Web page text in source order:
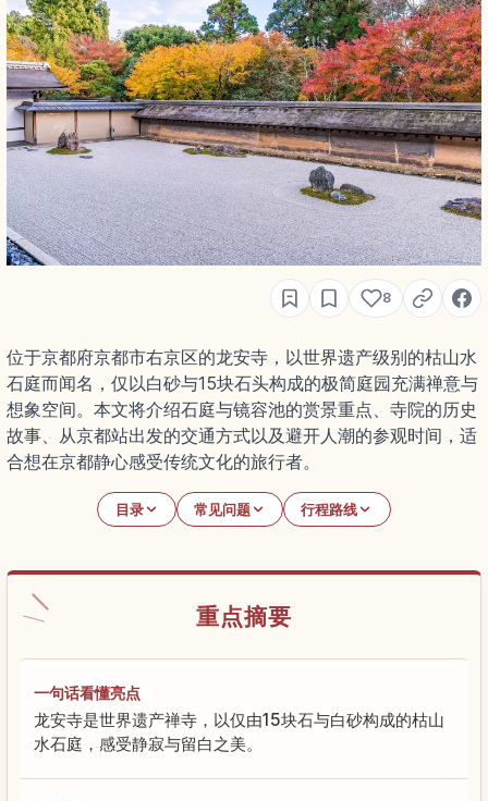
8
位于京都府京都市右京区的龙安寺，以世界遗产级别的枯山水
石庭而闻名，仅以白砂与15块石头构成的极简庭园充满禅意与
想象空间。本文将介绍石庭与镜容池的赏景重点、寺院的历史
故事、从京都站出发的交通方式以及避开人潮的参观时间，适
合想在京都静心感受传统文化的旅行者。
目录 常见问题 行程路线
重点摘要
一句话看懂亮点
龙安寺是世界遗产禅寺，以仅由15块石与白砂构成的枯山
水石庭，感受静寂与留白之美。